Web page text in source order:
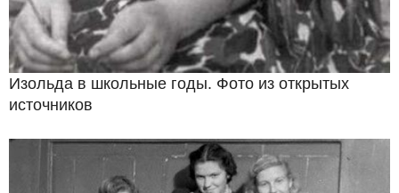
Изольда в школьные годы. Фото из открытых
источников